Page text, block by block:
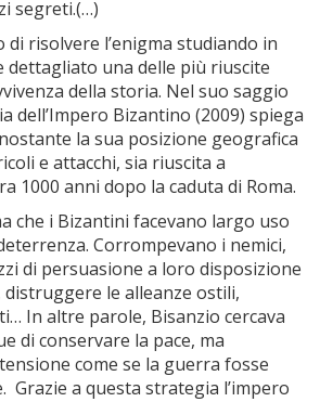
segreti.(…)
di risolvere l’enigma studiando in
dettagliato una delle più riuscite
della storia. Nel suo saggio
dell’Impero Bizantino (2009) spiega
la sua posizione geografica
e attacchi, sia riuscita a
1000 anni dopo la caduta di Roma.
che i Bizantini facevano largo uso
Corrompevano i nemici,
di persuasione a loro disposizione
le alleanze ostili,
In altre parole, Bisanzio cercava
di conservare la pace, ma
come se la guerra fosse
Grazie a questa strategia l’impero